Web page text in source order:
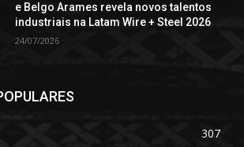
e Belgo Arames revela novos talentos
industriais na Latam Wire + Steel 2026
24/07/2026
307